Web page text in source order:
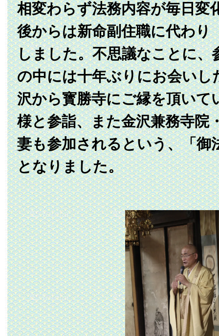
相変わらず法務内容が毎日変
後からは新命副住職に代わり
しました。不思議なことに、
の中には十年ぶりにお会いし
沢から寳勝寺にご縁を頂いて
様と参詣、また金沢兼務寺院
妻も参加されるという、「御
となりました。